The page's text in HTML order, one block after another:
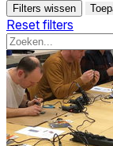
Filters wissen
Reset filters